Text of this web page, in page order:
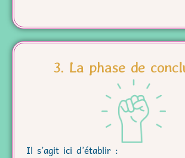
3. La phase de
Il s’agit ici d’établir :